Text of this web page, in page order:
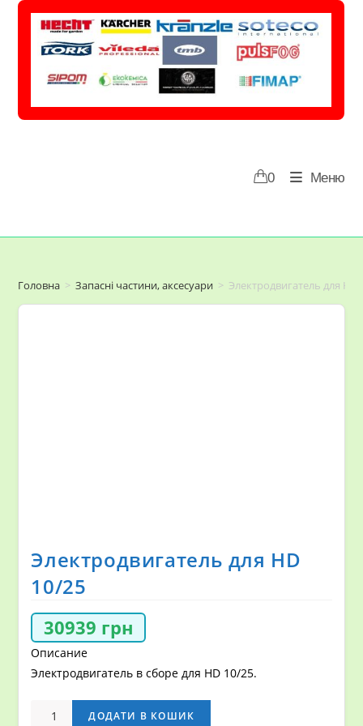
Перейти
0 Меню
Головна > Запасні частини, аксесуари > Электродвигатель для HD
Электродвигатель для HD
10/25
30939 грн
Описание
Электродвигатель в сборе для HD 10/25.
ЭлектродвигательДОДАТИ В КОШИК